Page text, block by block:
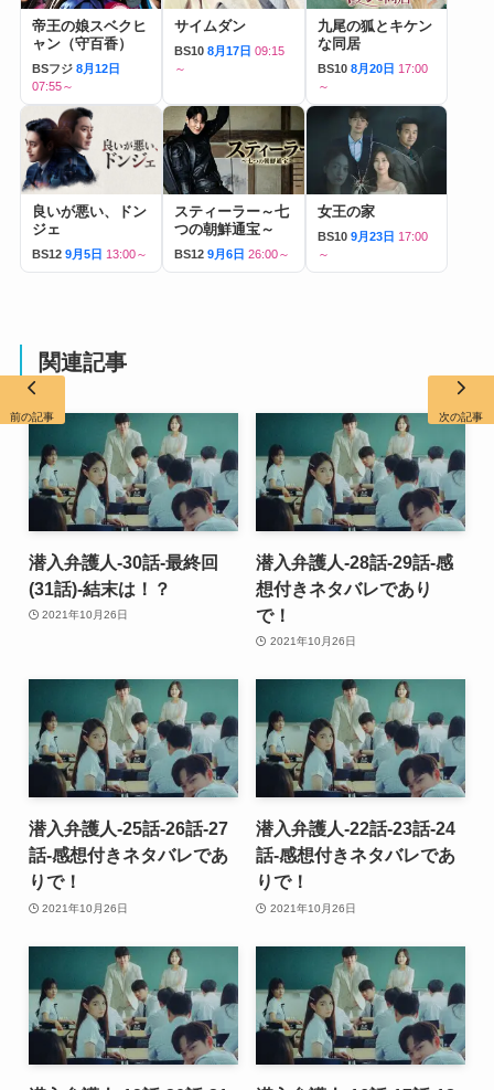
帝王の娘スベクヒ
ャン（守百香）
BSフジ 8月12日
07:55～
サイムダン
BS10 8月17日 09:15
～
九尾の狐とキケン
な同居
BS10 8月20日 17:00
～
良いが悪い、ドン
ジェ
BS12 9月5日 13:00～
スティーラー～七
つの朝鮮通宝～
BS12 9月6日 26:00～
女王の家
BS10 9月23日 17:00
～
関連記事
潜入弁護人-30話-最終回
(31話)-結末は！？
2021年10月26日
潜入弁護人-28話-29話-感
想付きネタバレであり
で！
2021年10月26日
潜入弁護人-25話-26話-27
話-感想付きネタバレであ
りで！
2021年10月26日
潜入弁護人-22話-23話-24
話-感想付きネタバレであ
りで！
2021年10月26日
前の記事 次の記事